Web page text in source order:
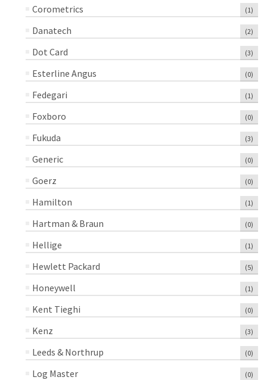
Corometrics (1)
Danatech (2)
Dot Card (3)
Esterline Angus (0)
Fedegari (1)
Foxboro (0)
Fukuda (3)
Generic (0)
Goerz (0)
Hamilton (1)
Hartman & Braun (0)
Hellige (1)
Hewlett Packard (5)
Honeywell (1)
Kent Tieghi (0)
Kenz (3)
Leeds & Northrup (0)
Log Master (0)